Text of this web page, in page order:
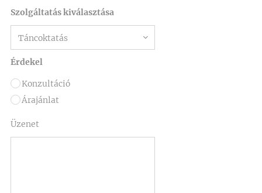
Szolgáltatás kiválasztása
Érdekel
Konzultáció
Árajánlat
Üzenet